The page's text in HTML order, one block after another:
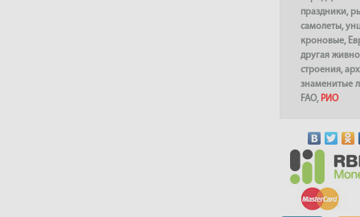
праздники,
самолеты,
кроновые,
другая
строения,
знаменитые
FAO, РИО